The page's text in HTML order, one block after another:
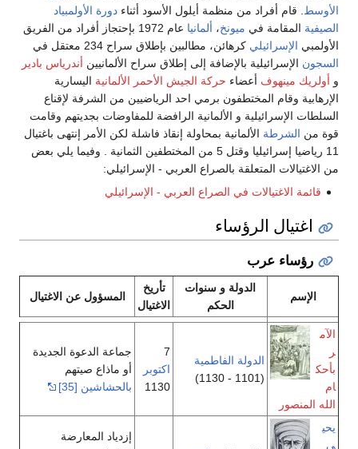
الأوسط . قام أفراد من منظمة أيلول الأسود أثناء دورة الأولمبياد
الصيفية المقامة في ميونخ، ألمانيا
عام 1972 بإحتجاز أفراد من الفريق
الأولمبي الإسرائيلي كرهائن، مطالبين بإطلاق سراح 234 معتقل في
السجون الإسرائيلية بالإضافة إلى إطلاق سراح الألمانيين أندرياس بادير
و أولريك مينهوف أعضاء حركة الجيش الأحمر الألمانية اليسارية
الإرهابية وقام المختطفون برمي احد الرياضيين من الشرفة لإقناع
السلطات الإسرائيلية و الألمانية الرافضة للمفاوضات بجديتهم وقامت
قوة من الشرطة الألمانية بمحاولة إنقاذ فاشلة لكن الأمر إنتهى باغتيال
11 رياضيا إسرائيليا وقتل 5 من المختطفين الثمانية . وفيما يلي بعض
من الاغتيالات المتعلقة بالصراع العربي - الإسرائيلي:
قائمة الاغتيالات في الصراع العربي - الإسرائيلي
اغتيال الرؤساء
رؤساء عرب
الإسم
الدولة و سنوات
الحكم
تأريخ
الاغتيال
المسؤول عن الاغتيال
الآم
ر
بأحك
ام
الله المنصور
الدولة الفاطمية
(1101 - 1130)
7
اكتوبر
1130
جماعة الدعوة الجديدة
أو ماذاع صيتهم
بالحشاشين [35]
يحي
ى
إزدياد المعارضة